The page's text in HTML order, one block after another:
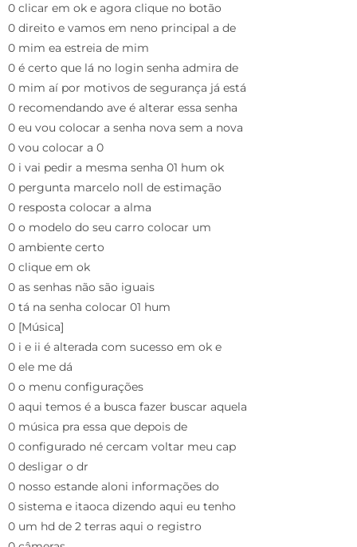
0 clicar em ok e agora clique no botão
0 direito e vamos em neno principal a de
0 mim ea estreia de mim
0 é certo que lá no login senha admira de
0 mim aí por motivos de segurança já está
0 recomendando ave é alterar essa senha
0 eu vou colocar a senha nova sem a nova
0 vou colocar a 0
0 i vai pedir a mesma senha 01 hum ok
0 pergunta marcelo noll de estimação
0 resposta colocar a alma
0 o modelo do seu carro colocar um
0 ambiente certo
0 clique em ok
0 as senhas não são iguais
0 tá na senha colocar 01 hum
0 [Música]
0 i e ii é alterada com sucesso em ok e
0 ele me dá
0 o menu configurações
0 aqui temos é a busca fazer buscar aquela
0 música pra essa que depois de
0 configurado né cercam voltar meu cap
0 desligar o dr
0 nosso estande aloni informações do
0 sistema e itaoca dizendo aqui eu tenho
0 um hd de 2 terras aqui o registro